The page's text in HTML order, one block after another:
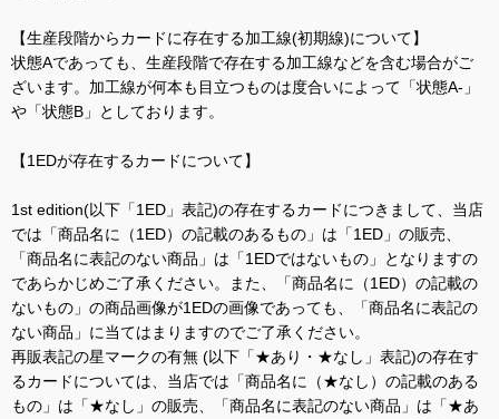
【生産段階からカードに存在する加工線(初期線)について】
状態Aであっても、生産段階で存在する加工線などを含む場合がご
ざいます。加工線が何本も目立つものは度合いによって「状態A-」
や「状態B」としております。
【1EDが存在するカードについて】
1st edition(以下「1ED」表記)の存在するカードにつきまして、当店
では「商品名に（1ED）の記載のあるもの」は「1ED」の販売、
「商品名に表記のない商品」は「1EDではないもの」となりますの
であらかじめご了承ください。また、「商品名に（1ED）の記載の
ないもの」の商品画像が1EDの画像であっても、「商品名に表記の
ない商品」に当てはまりますのでご了承ください。
再販表記の星マークの有無 (以下「★あり・★なし」表記)の存在す
るカードについては、当店では「商品名に（★なし）の記載のある
もの」は「★なし」の販売、「商品名に表記のない商品」は「★あ